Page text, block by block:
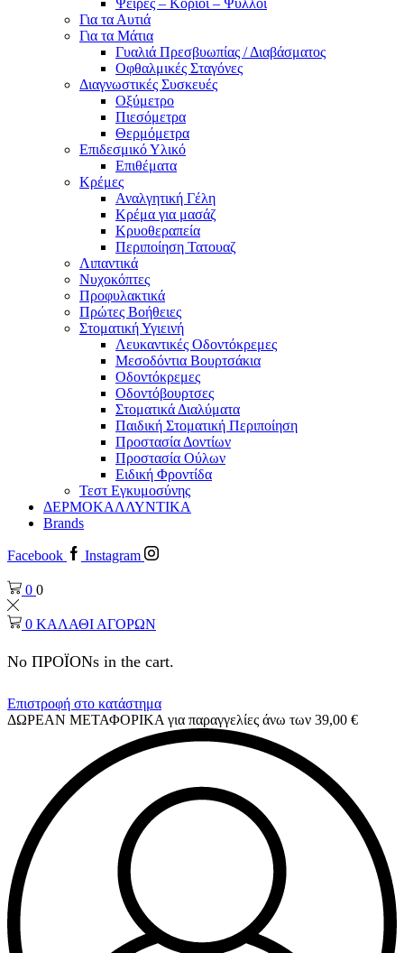
Ψείρες – Κοριοί – Ψύλλοι
Για τα Αυτιά
Για τα Μάτια
Γυαλιά Πρεσβυωπίας / Διαβάσματος
Οφθαλμικές Σταγόνες
Διαγνωστικές Συσκευές
Οξύμετρο
Πιεσόμετρα
Θερμόμετρα
Επιδεσμικό Υλικό
Επιθέματα
Κρέμες
Αναλγητική Γέλη
Κρέμα για μασάζ
Κρυοθεραπεία
Περιποίηση Τατουαζ
Λιπαντικά
Νυχοκόπτες
Προφυλακτικά
Πρώτες Βοήθειες
Στοματική Υγιεινή
Λευκαντικές Οδοντόκρεμες
Μεσοδόντια Βουρτσάκια
Οδοντόκρεμες
Οδοντόβουρτσες
Στοματικά Διαλύματα
Παιδική Στοματική Περιποίηση
Προστασία Δοντίων
Προστασία Ούλων
Ειδική Φροντίδα
Τεστ Εγκυμοσύνης
ΔΕΡΜΟΚΑΛΛΥΝΤΙΚΑ
Brands
Facebook Instagram
0 0
0 ΚΑΛΑΘΙ ΑΓΟΡΩΝ
No ΠΡΟΪΟΝs in the cart.
Επιστροφή στο κατάστημα
ΔΩΡΕΑΝ ΜΕΤΑΦΟΡΙΚΑ για παραγγελίες άνω των 39,00 €